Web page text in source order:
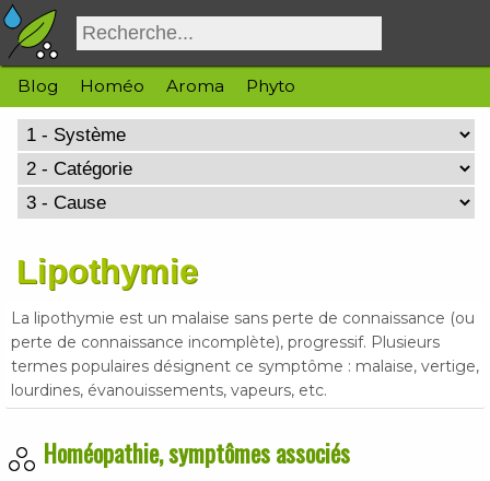
Blog Homéo Aroma Phyto
Lipothymie
La lipothymie est un malaise sans perte de connaissance (ou
perte de connaissance incomplète), progressif. Plusieurs
termes populaires désignent ce symptôme : malaise, vertige,
lourdines, évanouissements, vapeurs, etc.
Homéopathie, symptômes associés